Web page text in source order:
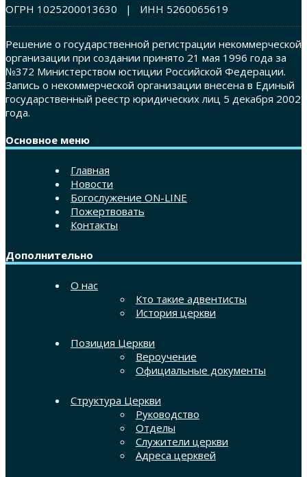
ОГРН 1025200013630 | ИНН 5260065619
Решение о государственной регистрации некоммерческой
организации при создании принято 21 мая 1996 года за
№372 Министерством юстиции Российской Федерации.
Запись о некоммерческой организации внесена в Единый
государственный реестр юридических лиц 5 декабря 2002
года.
Основное меню
Главная
Новости
Богослужение ON-LINE
Пожертвовать
Контакты
Дополнительно
О нас
Кто такие адвентисты
История церкви
Позиция Церкви
Вероучение
Официальные документы
Структура Церкви
Руководство
Отделы
Служители церкви
Адреса церквей